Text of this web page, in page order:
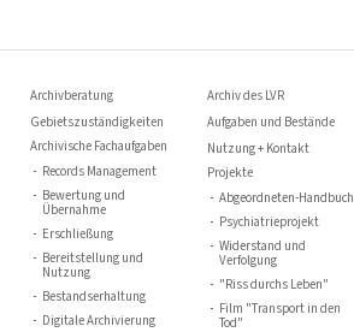
Archivberatung
Gebietszuständigkeiten
Archivische Fachaufgaben
Records Management
Bewertung und
Übernahme
Erschließung
Bereitstellung und
Nutzung
Bestandserhaltung
Digitale Archivierung
Archiv des LVR
Aufgaben und Bestände
Nutzung + Kontakt
Projekte
Abgeordneten-Handbuch
Psychiatrieprojekt
Widerstand und
Verfolgung
"Riss durchs Leben"
Film "Transport in den
Tod"